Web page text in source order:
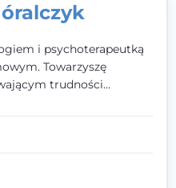
i psychoterapeutką
Towarzyszę
trudności
albo znajdującym
się dla mnie
na zaufaniu relacja
której każdy poczuje się
z szacunkiem.